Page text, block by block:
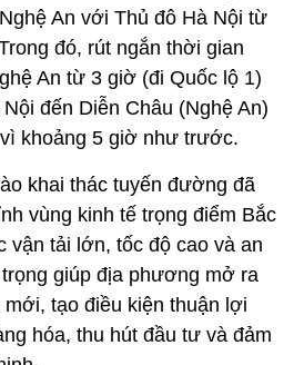
An với Thủ đô Hà Nội từ
đó, rút ngắn thời gian
An từ 3 giờ (đi Quốc lộ 1)
đến Diễn Châu (Nghệ An)
khoảng 5 giờ như trước.
khai thác tuyến đường đã
vùng kinh tế trọng điểm Bắc
vận tải lớn, tốc độ cao và an
giúp địa phương mở ra
tạo điều kiện thuận lợi
hóa, thu hút đầu tư và đảm